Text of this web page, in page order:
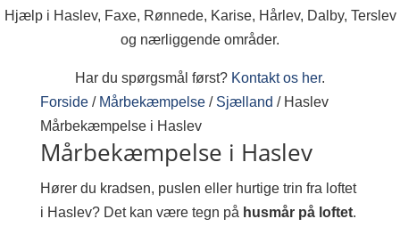
Hjælp i Haslev, Faxe, Rønnede, Karise, Hårlev, Dalby, Terslev
og nærliggende områder.
Har du spørgsmål først? Kontakt os her.
Forside / Mårbekæmpelse / Sjælland / Haslev
Mårbekæmpelse i Haslev
Mårbekæmpelse i Haslev
Hører du kradsen, puslen eller hurtige trin fra loftet
i Haslev? Det kan være tegn på husmår på loftet.